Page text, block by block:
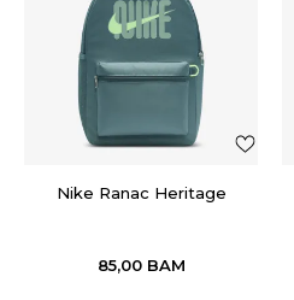
Nike Ranac Heritage
85,00 BAM